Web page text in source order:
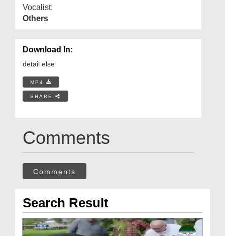
Vocalist:
Others
Download In:
detail else
MP4
SHARE
Comments
Comments
Search Result